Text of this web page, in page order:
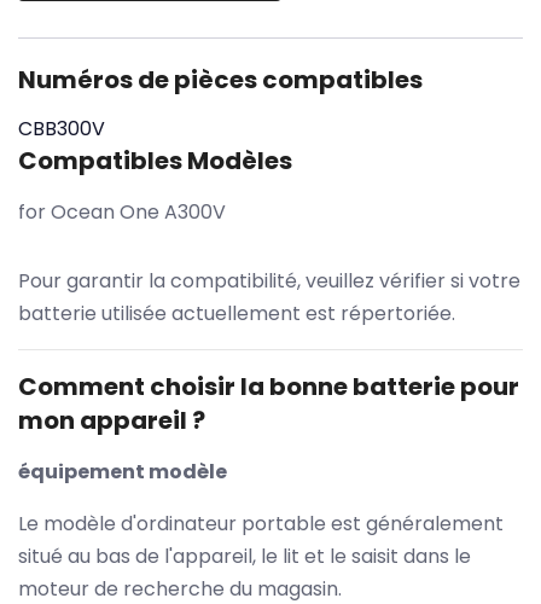
Numéros de pièces compatibles
CBB300V
Compatibles Modèles
for Ocean One A300V
Pour garantir la compatibilité, veuillez vérifier si votre
batterie utilisée actuellement est répertoriée.
Comment choisir la bonne batterie pour
mon appareil ?
équipement modèle
Le modèle d'ordinateur portable est généralement
situé au bas de l'appareil, le lit et le saisit dans le
moteur de recherche du magasin.